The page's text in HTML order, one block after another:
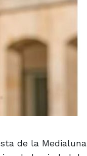
de la Medialuna